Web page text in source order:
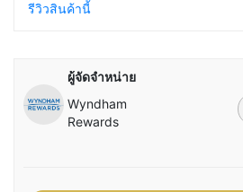
รีวิวสินค้านี้
ผู้จัดจำหน่าย
Wyndham
Rewards